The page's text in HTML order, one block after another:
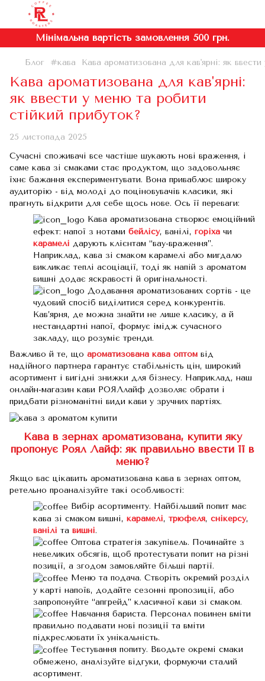
Мінімальна вартість замовлення 500 грн.
Блог #кава Кава ароматизована для кав'ярні: як
Кава ароматизована для кав'ярні:
як ввести у меню та робити
стійкий прибуток?
25 листопада 2025
Сучасні споживачі все частіше шукають нові враження, і
саме кава зі смаками стає продуктом, що задовольняє
їхнє бажання експериментувати. Вона приваблює широку
аудиторію - від молоді до поціновувачів класики, які
прагнуть відкрити для себе щось нове. Ось її переваги:
Кава ароматизована створює емоційний
ефект: напої з нотами бейлісу, ванілі, горіха чи
карамелі дарують клієнтам “вау-враження”.
Наприклад, кава зі смаком карамелі або мигдалю
викликає теплі асоціації, тоді як напій з ароматом
вишні додає яскравості й оригінальності.
Додавання ароматизованих сортів - це
чудовий спосіб виділитися серед конкурентів.
Кав’ярня, де можна знайти не лише класику, а й
нестандартні напої, формує імідж сучасного
закладу, що розуміє тренди.
Важливо й те, що ароматизована кава оптом від
надійного партнера гарантує стабільність цін, широкий
асортимент і вигідні знижки для бізнесу. Наприклад, наш
онлайн-магазин кави РОЯЛлайф дозволяє обрати і
придбати різноманітні види кави у зручних партіях.
Кава в зернах ароматизована, купити яку
пропонує Роял Лайф: як правильно ввести її в
меню?
Якщо вас цікавить ароматизована кава в зернах оптом,
ретельно проаналізуйте такі особливості:
Вибір асортименту. Найбільший попит має
кава зі смаком вишні, карамелі, трюфеля, снікерсу,
ванілі та вишні.
Оптова стратегія закупівель. Починайте з
невеликих обсягів, щоб протестувати попит на різні
позиції, а згодом замовляйте більші партії.
Меню та подача. Створіть окремий розділ
у карті напоїв, додайте сезонні пропозиції, або
запропонуйте “апгрейд” класичної кави зі смаком.
Навчання бариста. Персонал повинен вміти
правильно подавати нові позиції та вміти
підкреслювати їх унікальність.
Тестування попиту. Вводьте окремі смаки
обмежено, аналізуйте відгуки, формуючи сталий
асортимент.